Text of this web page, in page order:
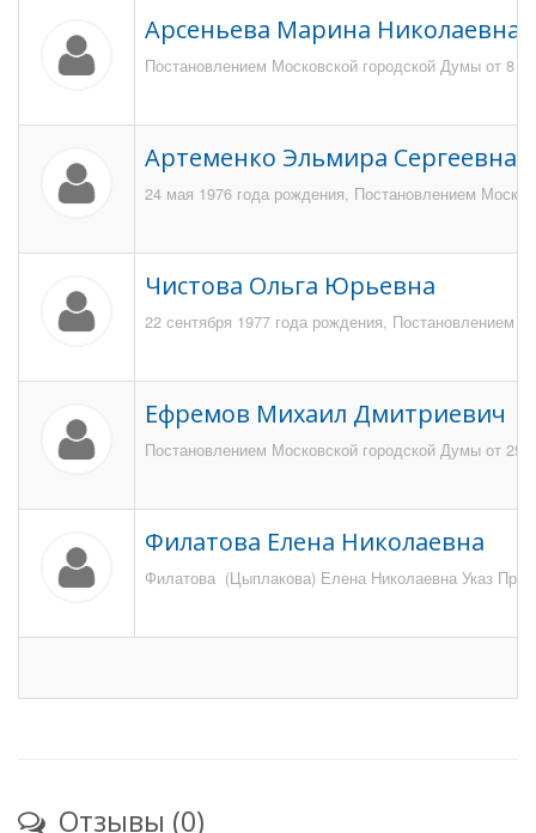
Арсеньева Марина Николаевна
Постановлением Московской городской Думы от 8
Артеменко Эльмира Сергеевна
24 мая 1976 года рождения, Постановлением
Чистова Ольга Юрьевна
22 сентября 1977 года рождения, Постановлением
Ефремов Михаил Дмитриевич
Постановлением Московской городской Думы от
Филатова Елена Николаевна
Филатова (Цыплакова) Елена Николаевна Указ
Отзывы (0)